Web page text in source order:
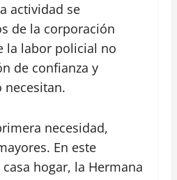
actividad se
de la corporación
la labor policial no
de confianza y
necesidad,
En este
hogar, la Hermana